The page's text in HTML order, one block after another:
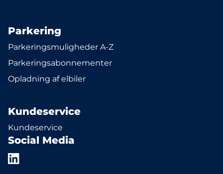
Parkering
Parkeringsmuligheder A-Z
Parkeringsabonnementer
Opladning af elbiler
Kundeservice
Kundeservice
Social Media